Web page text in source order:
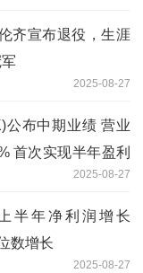
齐宣布退役，生涯
2025-08-27
公布中期业绩 营业
首次实现半年盈利
元-前沿资讯2025-08-27
半年净利润增长
数增长
2025-08-27